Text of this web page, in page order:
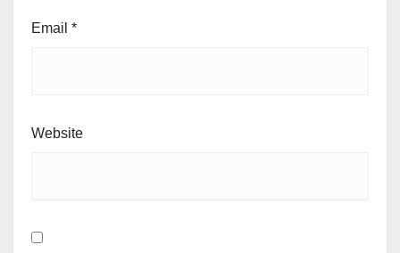
Email *
Website